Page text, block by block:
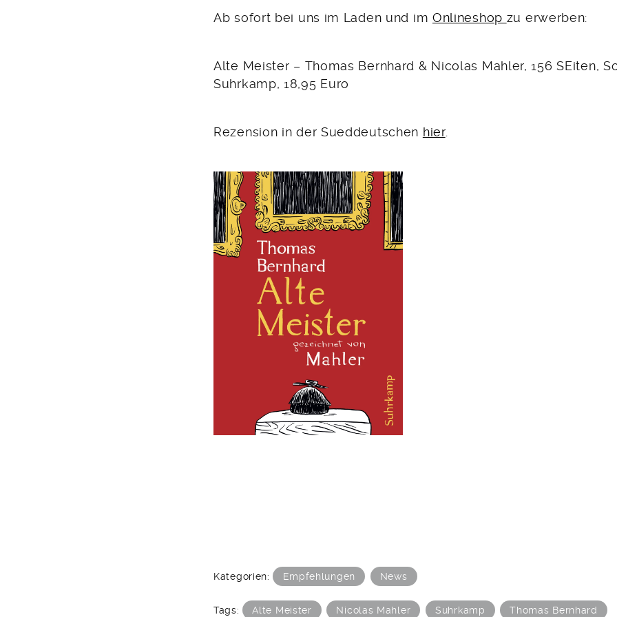
Ab sofort bei uns im Laden und im Onlineshop zu erwerben:
Alte Meister – Thomas Bernhard & Nicolas Mahler, 156 SEiten,
Suhrkamp, 18,95 Euro
Rezension in der Sueddeutschen hier.
Kategorien: Empfehlungen News
Tags: Alte Meister Nicolas Mahler Suhrkamp Thomas Bernhard